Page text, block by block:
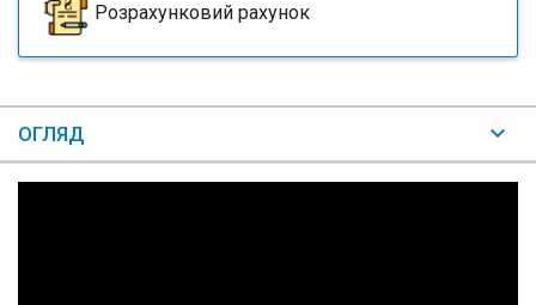
Розрахунковий рахунок
ОГЛЯД